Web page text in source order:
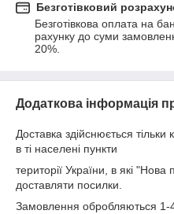
Безготівковий
Безготівкова оплата на
рахунку до суми
20%.
Додаткова інформація
Доставка здійснюється
в ті населені пункти
території України, в які
доставляти посилки.
Замовлення обробляються 1-